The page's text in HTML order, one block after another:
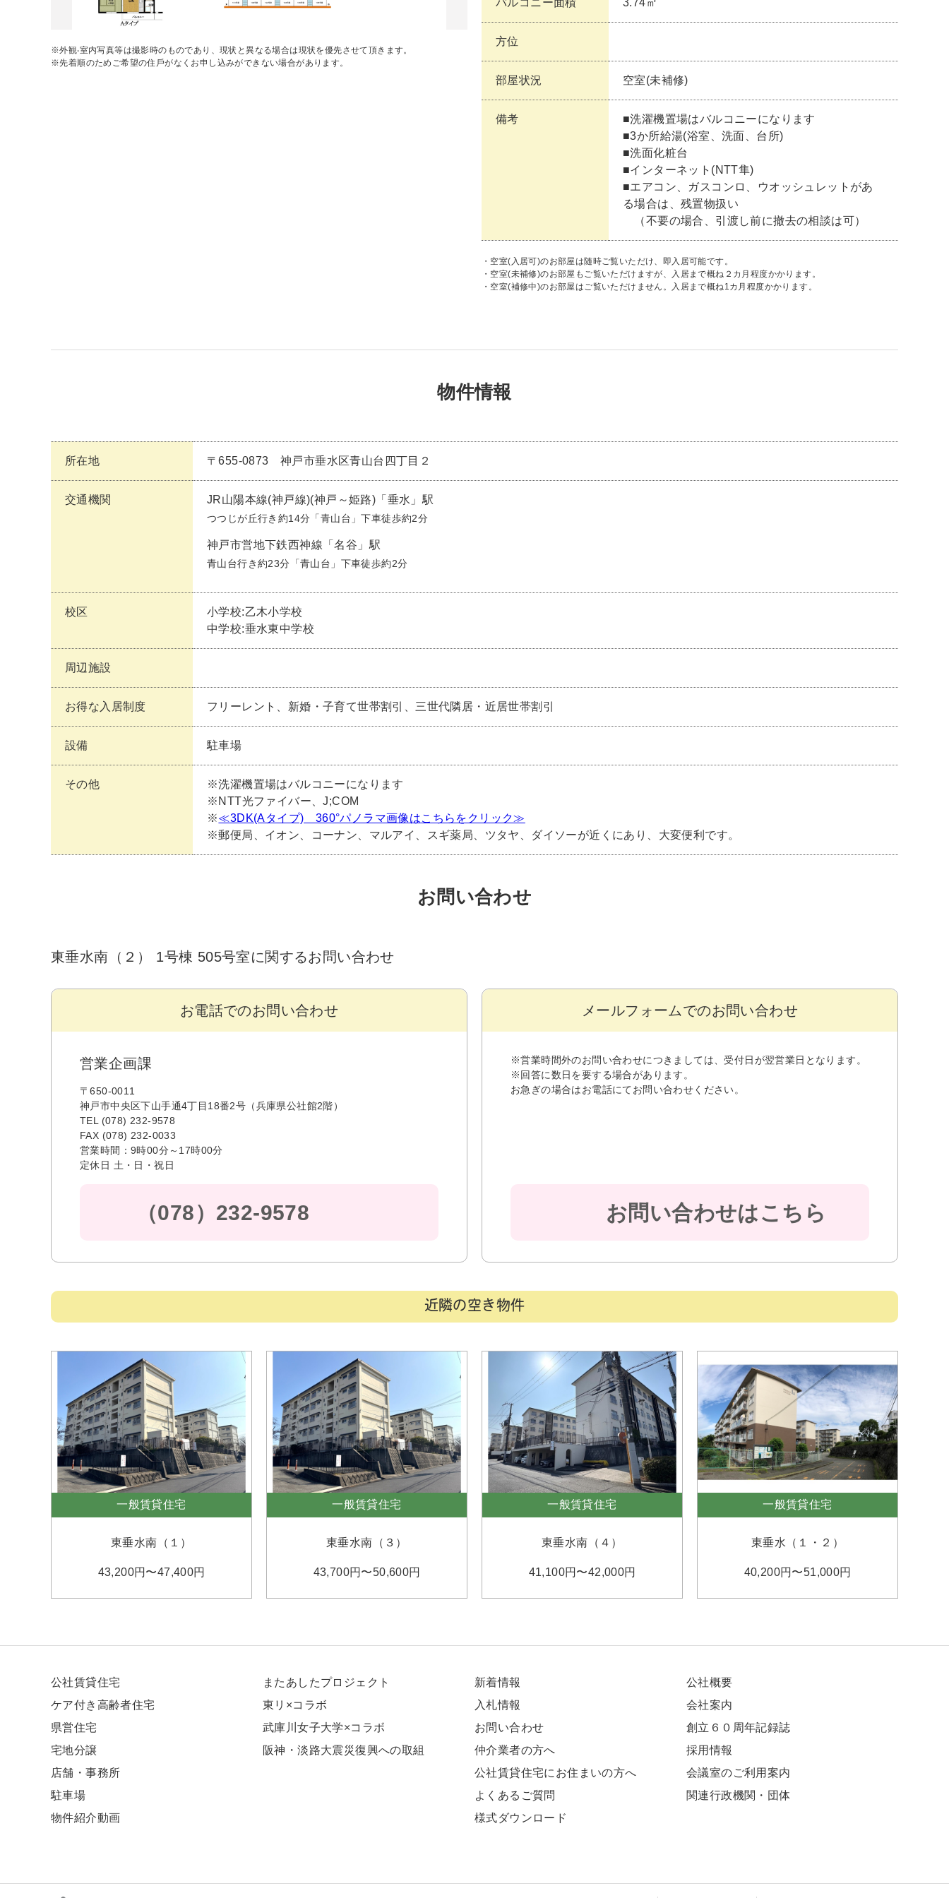
※外観‧室内写真等は撮影時のものであり、現状と異なる場合は現状を優先させて頂きます。
※先着順のためご希望の住⼾がなくお申し込みができない場合があります。
バルコニー面積 3.74㎡
方位
部屋状況 空室(未補修)
備考
■洗濯機置場はバルコニーになります
■3か所給湯(浴室、洗面、台所)
■洗面化粧台
■インターネット(NTT隼)
■エアコン、ガスコンロ、ウオッシュレットがあ
る場合は、残置物扱い
（不要の場合、引渡し前に撤去の相談は可）
・空室(入居可)のお部屋は随時ご覧いただけ、即入居可能です。
・空室(未補修)のお部屋もご覧いただけますが、入居まで概ね２カ月程度かかります。
・空室(補修中)のお部屋はご覧いただけません。入居まで概ね1カ月程度かかります。
物件情報
所在地 〒655-0873 神戸市垂水区青山台四丁目２
交通機関 JR山陽本線(神戸線)(神戸～姫路)「垂水」駅
つつじが丘行き約14分「青山台」下車徒歩約2分
神戸市営地下鉄西神線「名谷」駅
青山台行き約23分「青山台」下車徒歩約2分
校区
小学校:乙木小学校
中学校:垂水東中学校
周辺施設
お得な入居制度 フリーレント、新婚・子育て世帯割引、三世代隣居・近居世帯割引
設備 駐車場
その他
※洗濯機置場はバルコニーになります
※NTT光ファイバー、J;COM
※≪3DK(Aタイプ) 360°パノラマ画像はこちらをクリック≫
※郵便局、イオン、コーナン、マルアイ、スギ薬局、ツタヤ、ダイソーが近くにあり、大変便利です。
お問い合わせ
東垂水南（２） 1号棟 505号室に関するお問い合わせ
お電話でのお問い合わせ
営業企画課
〒650-0011
神戸市中央区下山手通4丁目18番2号（兵庫県公社館2階）
TEL (078) 232-9578
FAX (078) 232-0033
営業時間：9時00分～17時00分
定休日 土・日・祝日
（078）232-9578
メールフォームでのお問い合わせ
※営業時間外のお問い合わせにつきましては、受付日が翌営業日となります。
※回答に数日を要する場合があります。
お急ぎの場合はお電話にてお問い合わせください。
お問い合わせはこちら
近隣の空き物件
一般賃貸住宅
東垂水南（１）
43,200円〜47,400円
一般賃貸住宅
東垂水南（３）
43,700円〜50,600円
一般賃貸住宅
東垂水南（４）
41,100円〜42,000円
一般賃貸住宅
東垂水（１・２）
40,200円〜51,000円
公社賃貸住宅
ケア付き高齢者住宅
県営住宅
宅地分譲
店舗・事務所
駐車場
物件紹介動画
またあしたプロジェクト
東リ×コラボ
武庫川⼥⼦⼤学×コラボ
阪神・淡路大震災復興への取組
新着情報
⼊札情報
お問い合わせ
仲介業者の方へ
公社賃貸住宅にお住まいの方へ
よくあるご質問
様式ダウンロード
公社概要
会社案内
創立６０周年記録誌
採⽤情報
会議室のご利用案内
関連⾏政機関・団体